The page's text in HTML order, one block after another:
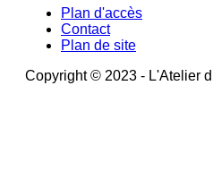
Plan d'accès
Contact
Plan de site
Copyright © 2023 - L'Atelier